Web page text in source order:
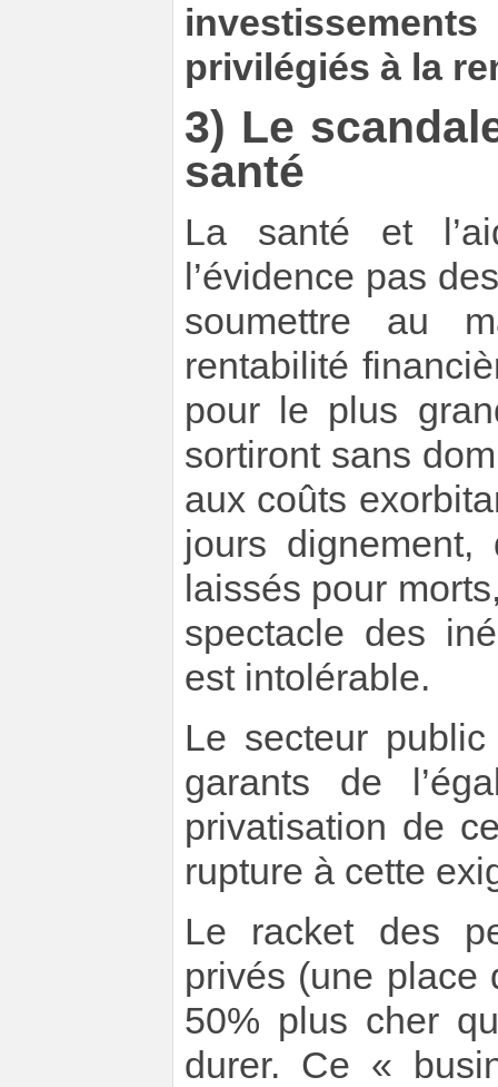
privilégiés à la
3) Le
santé
La santé et
l’évidence pas
soumettre au
rentabilité
pour le plus
sortiront sans
aux coûts
jours
laissés pour
spectacle des
est intolérable.
Le secteur
garants de
privatisation de
rupture à cette
Le racket des
privés (une place
50% plus cher
durer. Ce «